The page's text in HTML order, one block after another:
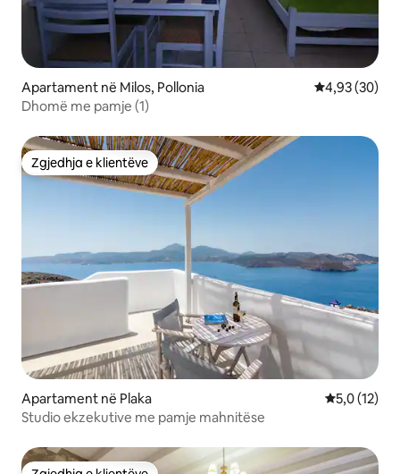
Apartament në Milos, Pollonia Vlerësimi
4,93 (30)
Dhomë me pamje (1)
Zgjedhja e klientëve
Zgjedhja e klientëve
Apartament në Plaka Vlerësimi
5,0 (12)
Studio ekzekutive me pamje mahnitëse